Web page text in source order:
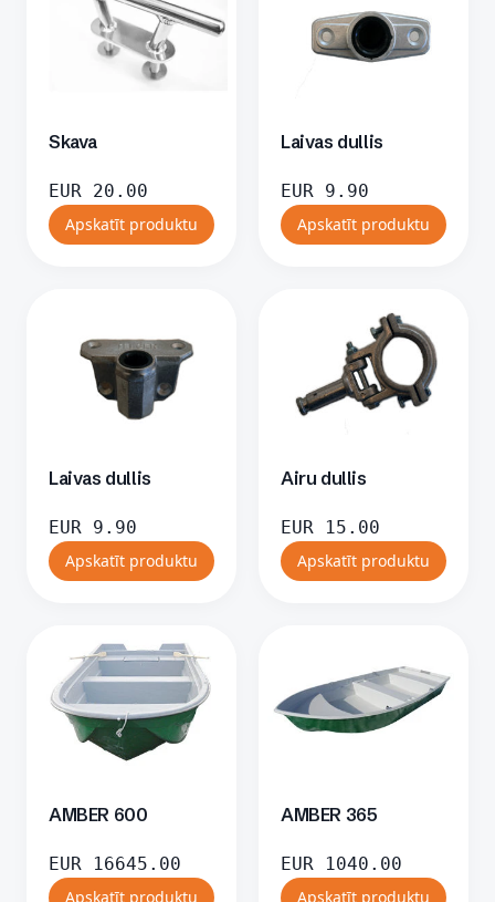
Skava
EUR 20.00
Apskatīt produktu
Laivas dullis
EUR 9.90
Apskatīt produktu
Laivas dullis
EUR 9.90
Apskatīt produktu
Airu dullis
EUR
15.00
Apskatīt produktu
AMBER 600
EUR
16645.00
Apskatīt produktu
AMBER 365
EUR
1040.00
Apskatīt produktu